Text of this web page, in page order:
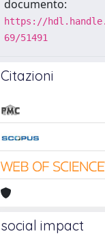
documento:
https://
69/51491
Citazioni
social impact